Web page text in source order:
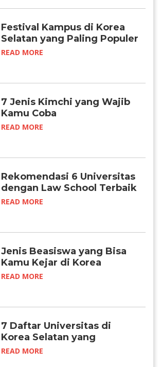
Festival Kampus di Korea
Selatan yang Paling Populer
READ MORE
7 Jenis Kimchi yang Wajib
Kamu Coba
READ MORE
Rekomendasi 6 Universitas
dengan Law School Terbaik
di Korea
READ MORE
Jenis Beasiswa yang Bisa
Kamu Kejar di Korea
University
READ MORE
7 Daftar Universitas di
Korea Selatan yang
Menawarkan Program
READ MORE